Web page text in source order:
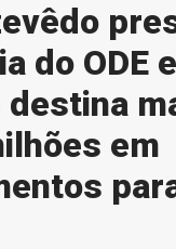
do ODE
destina
em